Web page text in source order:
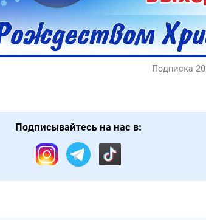
Подписка
Подписывайтесь на нас в: